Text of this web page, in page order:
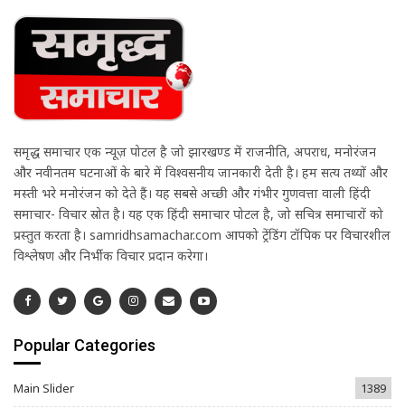
समृद्ध समाचार एक न्यूज़ पोर्टल है जो झारखण्ड में राजनीति, अपराध, मनोरंजन
और नवीनतम घटनाओं के बारे में विश्वसनीय जानकारी देती है। हम सत्य तथ्यों और
मस्ती भरे मनोरंजन को देते हैं। यह सबसे अच्छी और गंभीर गुणवत्ता वाली हिंदी
समाचार- विचार स्रोत है। यह एक हिंदी समाचार पोर्टल है, जो सचित्र समाचारों को
प्रस्तुत करता है। samridhsamachar.com आपको ट्रेंडिंग टॉपिक पर विचारशील
विश्लेषण और निर्भीक विचार प्रदान करेगा।
Popular Categories
Main Slider 1389